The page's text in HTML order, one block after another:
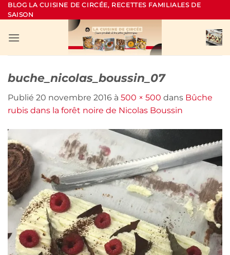
Passer
au
BLOG LA CUISINE DE CIRCÉE, RECETTES FAMILIALES DE
SAISON
buche_nicolas_boussin_07
Publié 20 novembre 2016 à 500 × 500 dans Bûche
rubis dans la forêt noire de Nicolas Boussin